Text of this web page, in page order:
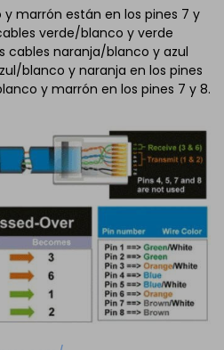
marrón están en los pines 7 y
verde/blanco y verde
cables naranja/blanco y azul
blanco y naranja en los pines
y marrón en los pines 7 y 8.